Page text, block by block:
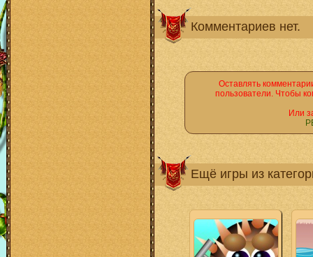
Комментариев нет.
Оставлять
пользователи. Чтобы
Или
Ещё игры из